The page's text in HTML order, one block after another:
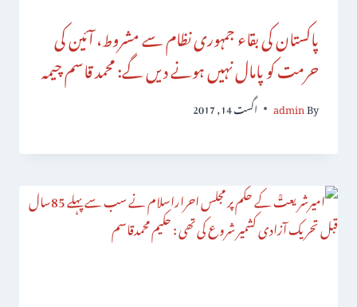
پاکستان کی بقاء جمہوری نظام سے مشروط، آئین کی
حرمت کو پامال نہیں ہونے دیں گے: محمد قاسم چیمہ
By
admin اگست 14, 2017